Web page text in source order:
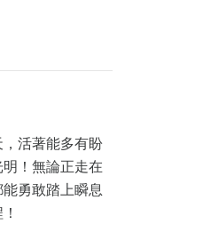
活著能多有盼
！無論正走在
勇敢踏上瞬息